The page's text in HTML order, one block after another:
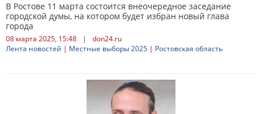
В Ростове 11 марта состоится внеочередное заседание
городской думы, на котором будет избран новый глава
города
08 марта 2025, 15:48 |
don24.ru
Лента новостей | Местные выборы 2025 | Ростовская область